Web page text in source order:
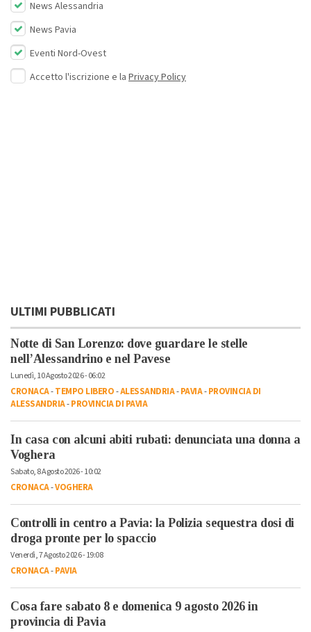
News Alessandria
News Pavia
Eventi Nord-Ovest
Accetto l'iscrizione e la Privacy Policy
ULTIMI PUBBLICATI
Notte di San Lorenzo: dove guardare le stelle
nell’Alessandrino e nel Pavese
Lunedì, 10 Agosto 2026 - 06:02
CRONACA-TEMPO LIBERO-ALESSANDRIA-PAVIA-PROVINCIA DI
ALESSANDRIA-PROVINCIA DI PAVIA
In casa con alcuni abiti rubati: denunciata una donna a
Voghera
Sabato, 8 Agosto 2026 - 10:02
CRONACA-VOGHERA
Controlli in centro a Pavia: la Polizia sequestra dosi di
droga pronte per lo spaccio
Venerdì, 7 Agosto 2026 - 19:08
CRONACA-PAVIA
Cosa fare sabato 8 e domenica 9 agosto 2026 in
provincia di Pavia